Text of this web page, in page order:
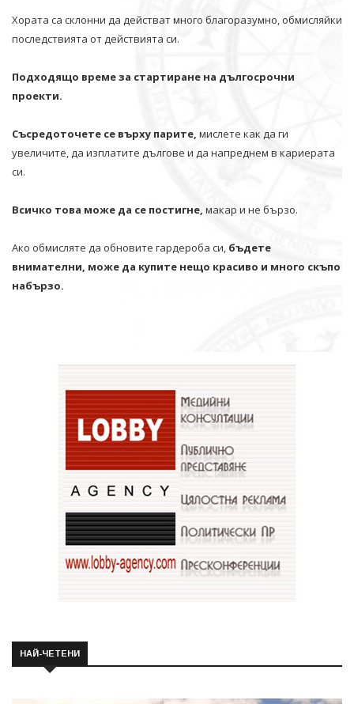
Хората са склонни да действат много благоразумно, обмисляйки
последствията от действията си.
Подходящо време за стартиране на дългосрочни
проекти.
Съсредоточете се върху парите, мислете как да ги
увеличите, да изплатите дългове и да напреднем в кариерата
си.
Всичко това може да се постигне, макар и не бързо.
Ако обмисляте да обновите гардероба си, бъдете
внимателни, може да купите нещо красиво и много скъпо
набързо.
НАЙ-ЧЕТЕНИ